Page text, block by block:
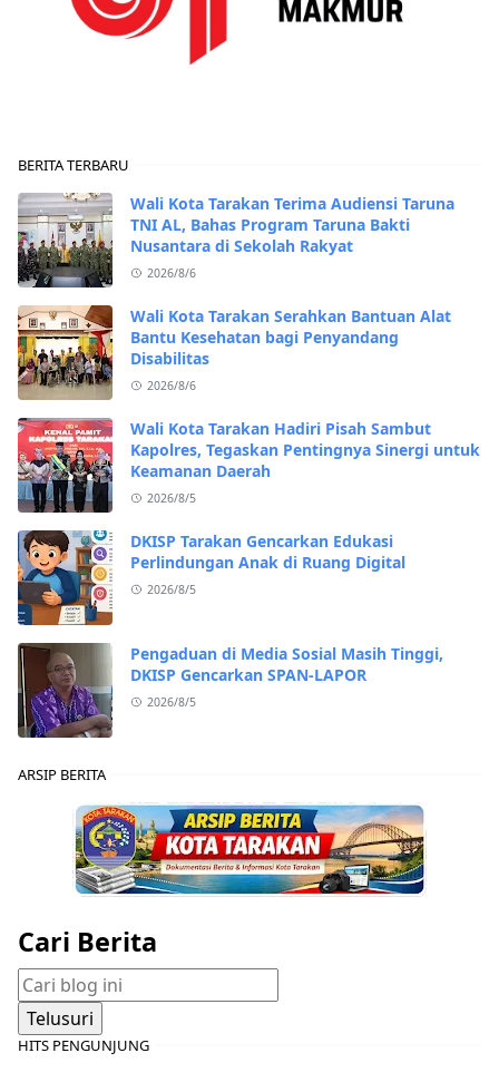
BERITA TERBARU
Wali Kota Tarakan Terima Audiensi Taruna
TNI AL, Bahas Program Taruna Bakti
Nusantara di Sekolah Rakyat
2026/8/6
Wali Kota Tarakan Serahkan Bantuan Alat
Bantu Kesehatan bagi Penyandang
Disabilitas
2026/8/6
Wali Kota Tarakan Hadiri Pisah Sambut
Kapolres, Tegaskan Pentingnya Sinergi untuk
Keamanan Daerah
2026/8/5
DKISP Tarakan Gencarkan Edukasi
Perlindungan Anak di Ruang Digital
2026/8/5
Pengaduan di Media Sosial Masih Tinggi,
DKISP Gencarkan SPAN-LAPOR
2026/8/5
ARSIP BERITA
Cari Berita
HITS PENGUNJUNG